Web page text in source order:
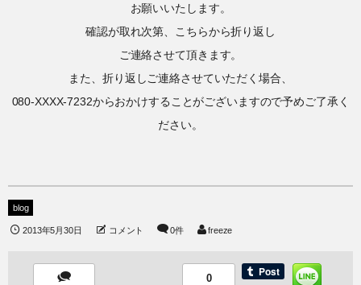
お願いいたします。
確認が取れ次第、こちらから折り返し
ご連絡させて頂きます。
また、折り返しご連絡させていただく場合、
080-XXXX-7232からおかけすることがございますので予めご了承く
ださい。
blog
2013年5月30日 コメント 0件 freeze
0